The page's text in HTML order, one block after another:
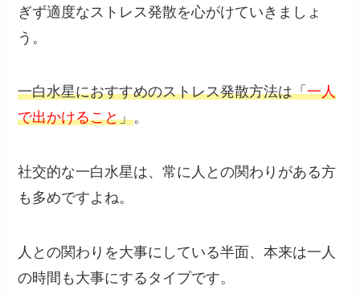
ぎず適度なストレス発散を心がけていきましょ
う。
一白水星におすすめのストレス発散方法は「一人
で出かけること」。
社交的な一白水星は、常に人との関わりがある方
も多めですよね。
人との関わりを大事にしている半面、本来は一人
の時間も大事にするタイプです。